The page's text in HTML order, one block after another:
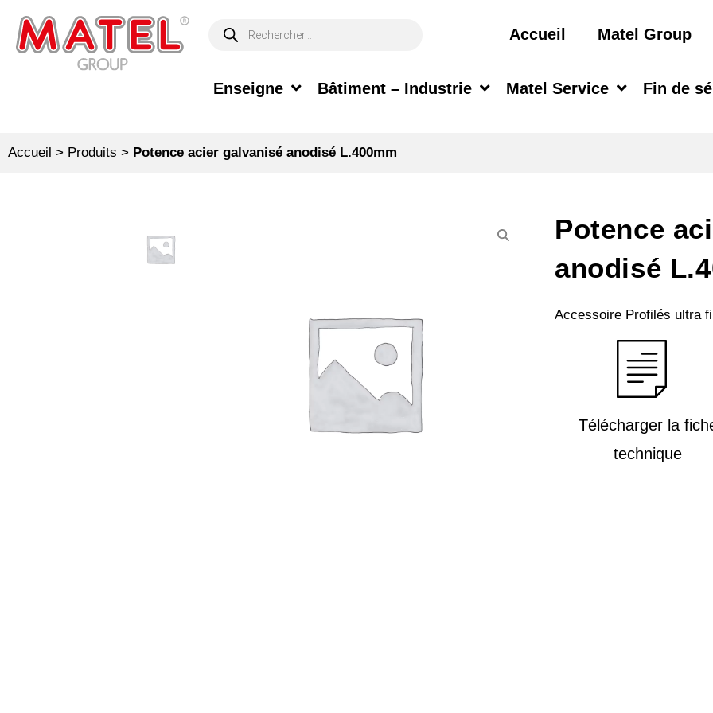
Accueil Matel Group
Enseigne Bâtiment – Industrie Matel Service Fin de
Accueil > Produits > Potence acier galvanisé anodisé L.400mm
Potence
anodisé
Accessoire Profilés ultra
Télécharger la
technique